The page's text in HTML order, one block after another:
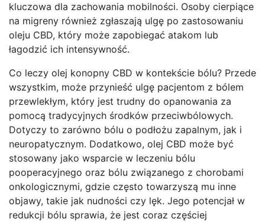
kluczowa dla zachowania mobilności. Osoby cierpiące
na migreny również zgłaszają ulgę po zastosowaniu
oleju CBD, który może zapobiegać atakom lub
łagodzić ich intensywność.
Co leczy olej konopny CBD w kontekście bólu? Przede
wszystkim, może przynieść ulgę pacjentom z bólem
przewlekłym, który jest trudny do opanowania za
pomocą tradycyjnych środków przeciwbólowych.
Dotyczy to zarówno bólu o podłożu zapalnym, jak i
neuropatycznym. Dodatkowo, olej CBD może być
stosowany jako wsparcie w leczeniu bólu
pooperacyjnego oraz bólu związanego z chorobami
onkologicznymi, gdzie często towarzyszą mu inne
objawy, takie jak nudności czy lęk. Jego potencjał w
redukcji bólu sprawia, że jest coraz częściej